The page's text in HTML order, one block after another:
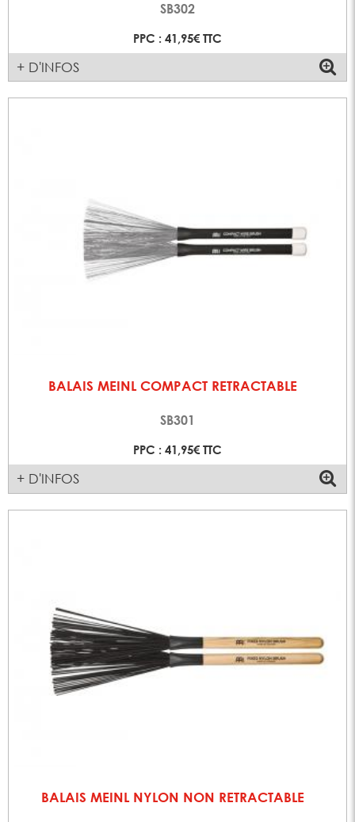
SB302
PPC : 41,95€ TTC
+ D'INFOS
BALAIS MEINL COMPACT RETRACTABLE
SB301
PPC : 41,95€ TTC
+ D'INFOS
BALAIS MEINL NYLON NON RETRACTABLE